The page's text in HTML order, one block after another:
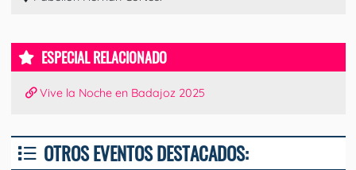
ESPECIAL RELACIONADO
Vive la Noche en Badajoz 2025
OTROS EVENTOS DESTACADOS: